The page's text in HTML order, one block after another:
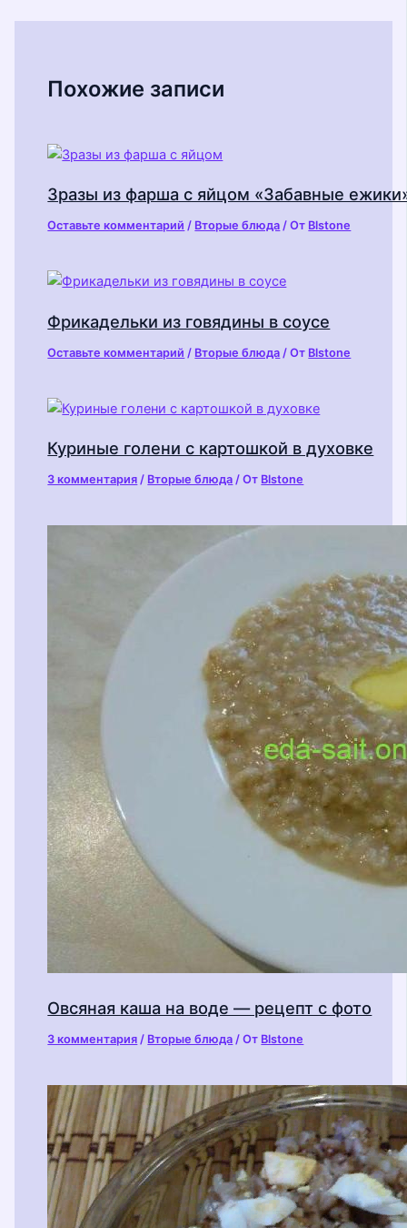
Похожие записи
Зразы из фарша с яйцом «Забавные
Оставьте комментарий / Вторые блюда / От Blstone
Фрикадельки из говядины в соусе
Оставьте комментарий / Вторые блюда / От Blstone
Куриные голени с картошкой в духовке
3 комментария / Вторые блюда / От Blstone
Овсяная каша на воде — рецепт с фото
3 комментария / Вторые блюда / От Blstone